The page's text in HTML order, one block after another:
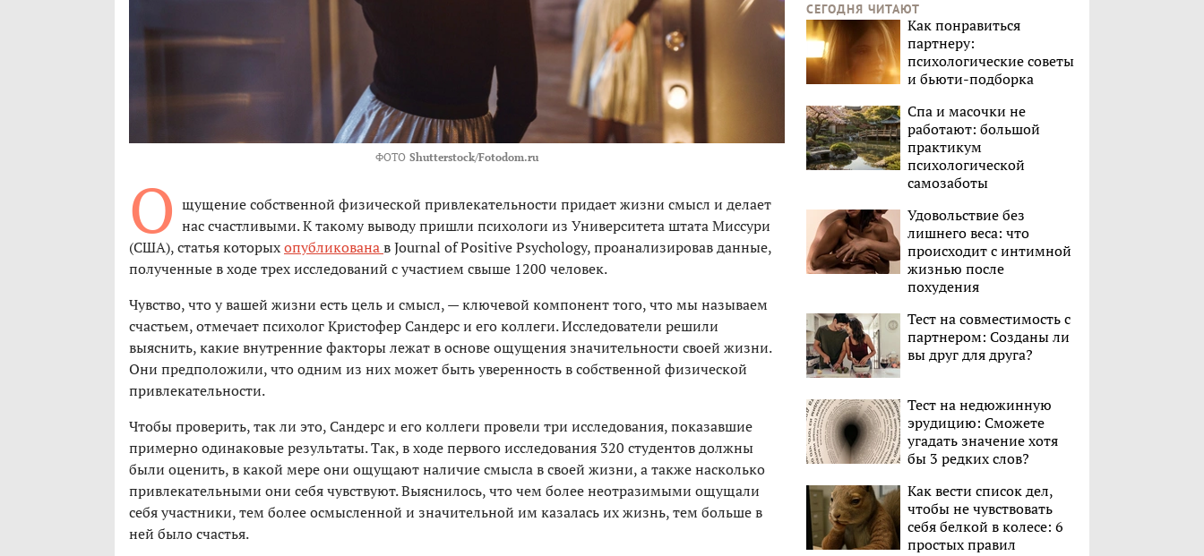
ФОТО Shutterstock/Fotodom.ru
О щущение собственной физической привлекательности придает жизни смысл и делает
нас счастливыми. К такому выводу пришли психологи из Университета штата Миссури
(США), статья которыхопубликованав Journal of Positive Psychology, проанализировав данные,
полученные в ходе трех исследований с участием свыше 1200 человек.
Чувство, что у вашей жизни есть цель и смысл, — ключевой компонент того, что мы называем
счастьем, отмечает психолог Кристофер Сандерс и его коллеги. Исследователи решили
выяснить, какие внутренние факторы лежат в основе ощущения значительности своей жизни.
Они предположили, что одним из них может быть уверенность в собственной физической
привлекательности.
Чтобы проверить, так ли это, Сандерс и его коллеги провели три исследования, показавшие
примерно одинаковые результаты. Так, в ходе первого исследования 320 студентов должны
были оценить, в какой мере они ощущают наличие смысла в своей жизни, а также насколько
привлекательными они себя чувствуют. Выяснилось, что чем более неотразимыми ощущали
себя участники, тем более осмысленной и значительной им казалась их жизнь, тем больше в
ней было счастья.
СЕГОДНЯ ЧИТАЮТ
Как понравиться
партнеру:
психологические советы
и бьюти-подборка
Спа и масочки не
работают: большой
практикум
психологической
самозаботы
Удовольствие без
лишнего веса: что
происходит с интимной
жизнью после
похудения
Тест на совместимость с
партнером: Созданы ли
вы друг для друга?
Тест на недюжинную
эрудицию: Сможете
угадать значение хотя
бы 3 редких слов?
Как вести список дел,
чтобы не чувствовать
себя белкой в колесе: 6
простых правил